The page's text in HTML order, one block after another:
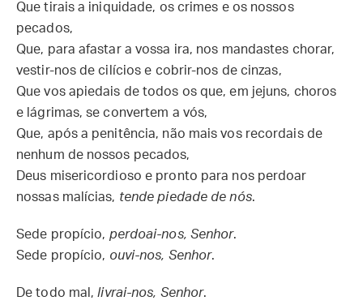
Que tirais a iniquidade, os crimes e os nossos
pecados,
Que, para afastar a vossa ira, nos mandastes chorar,
vestir-nos de cilícios e cobrir-nos de cinzas,
Que vos apiedais de todos os que, em jejuns, choros
e lágrimas, se convertem a vós,
Que, após a penitência, não mais vos recordais de
nenhum de nossos pecados,
Deus misericordioso e pronto para nos perdoar
nossas malícias, tende piedade de nós.
Sede propício, perdoai-nos, Senhor.
Sede propício, ouvi-nos, Senhor.
De todo mal,livrai-nos, Senhor.